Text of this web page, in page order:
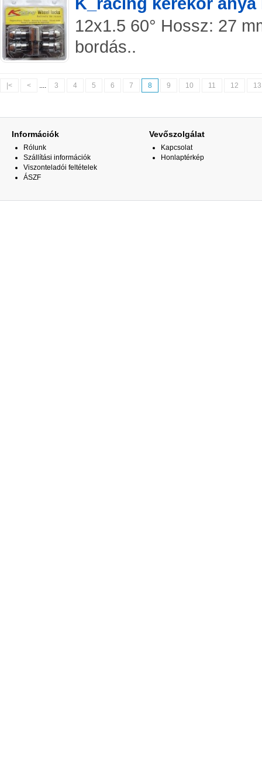
12x1.5 60° Hossz: 27
bordás..
|< < .... 3 4 5 6 7 8 9 10 11 12 13
Információk
Rólunk
Szállítási információk
Viszonteladói feltételek
ÁSZF
Vevőszolgálat
Kapcsolat
Honlaptérkép